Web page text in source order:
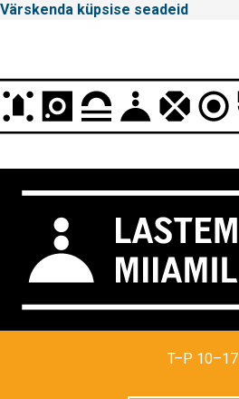
Värskenda küpsise seadeid
Peamenüü
T–P 10–17